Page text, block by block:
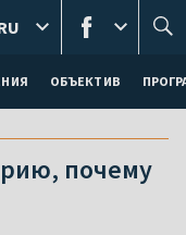
ОБЪЕКТИВ
почему